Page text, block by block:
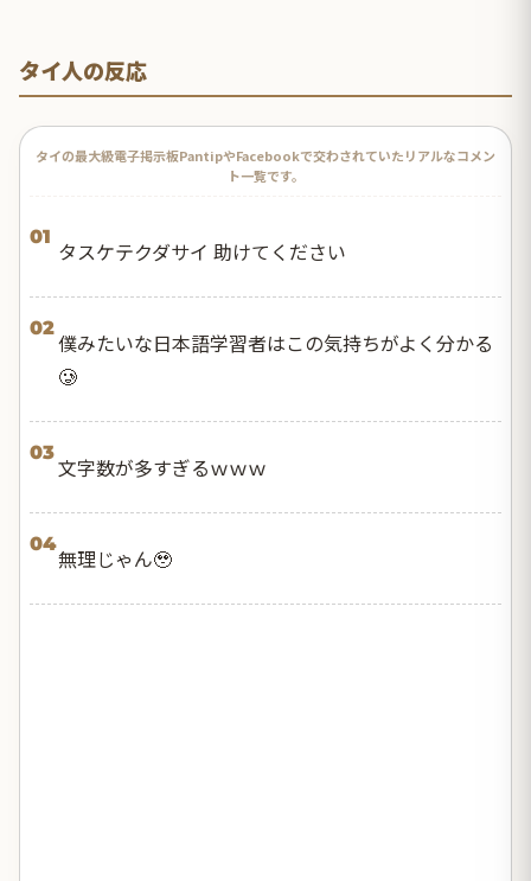
タイ人の反応
タイの最大級電子掲示板PantipやFacebookで交わされていたリアルなコメン
ト一覧です。
01
タスケテクダサイ 助けてください
02
僕みたいな日本語学習者はこの気持ちがよく分かる
🥲
03
文字数が多すぎるｗｗｗ
04
無理じゃん🥹